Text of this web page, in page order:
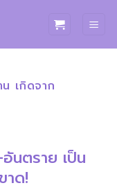
น เกิดจาก
อันตราย เป็น
าด!